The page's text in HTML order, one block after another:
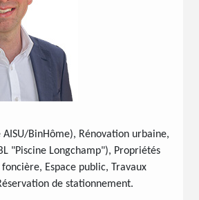
BinHôme), Rénovation urbaine,
"Piscine Longchamp"), Propriétés
Espace public, Travaux
de stationnement.